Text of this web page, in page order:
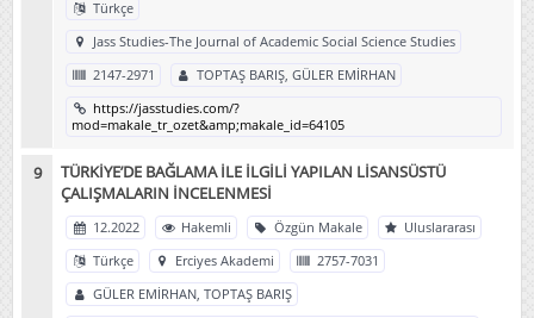
Türkçe
Jass Studies-The Journal of Academic Social Science Studies
2147-2971
TOPTAŞ BARIŞ, GÜLER EMİRHAN
https://jasstudies.com/?
mod=makale_tr_ozet&amp;makale_id=64105
TÜRKİYE’DE BAĞLAMA İLE İLGİLİ YAPILAN LİSANSÜSTÜ
ÇALIŞMALARIN İNCELENMESİ
12.2022 Hakemli Özgün Makale
Uluslararası
Türkçe
Erciyes Akademi
2757-7031
GÜLER EMİRHAN, TOPTAŞ BARIŞ